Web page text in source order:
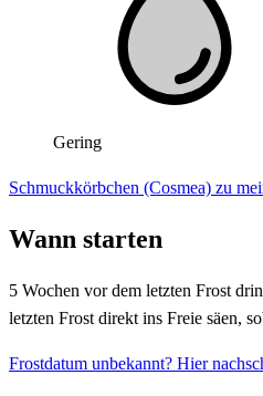
Gering
Schmuckkörbchen (Cosmea) zu
Wann starten
5 Wochen vor dem letzten Frost
letzten Frost direkt ins Freie säen,
Frostdatum unbekannt? Hier